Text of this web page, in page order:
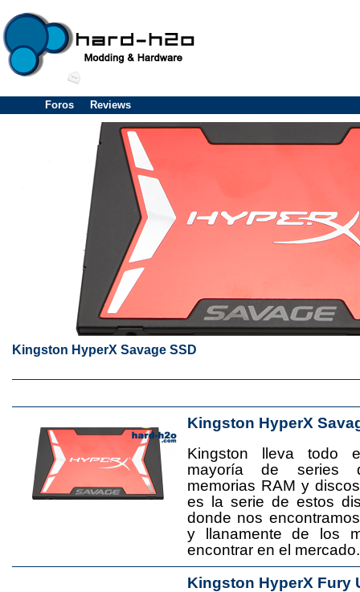
Foros Reviews
Kingston HyperX Savage SSD
Kingston HyperX
Kingston lleva todo
mayoría de series
memorias RAM y
es la serie de estos
donde nos
y llanamente de los
encontrar en el mercado.
Kingston HyperX Fury